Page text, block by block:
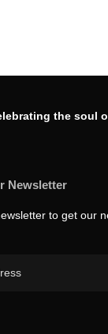
the soul
Newsletter
to get our